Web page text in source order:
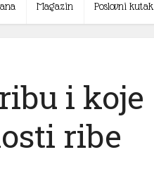
Magazin Poslovni kutak
i koje
ribe